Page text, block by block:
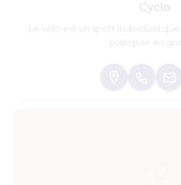
Cyclo
Le vélo est un sport individuel
pratiquer en